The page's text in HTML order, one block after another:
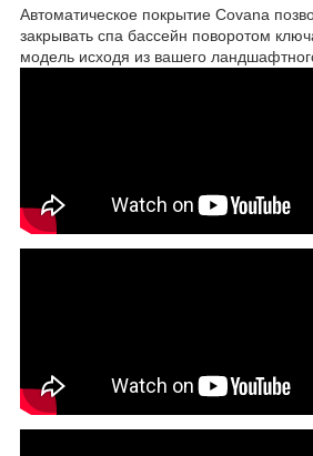
Автоматическое покрытие Covana
закрывать спа бассейн поворотом
модель исходя из вашего